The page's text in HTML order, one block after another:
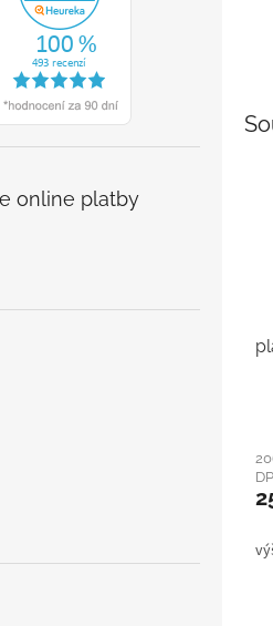
online platby